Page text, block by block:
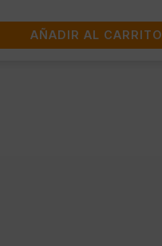
AÑADIR AL CARRITO